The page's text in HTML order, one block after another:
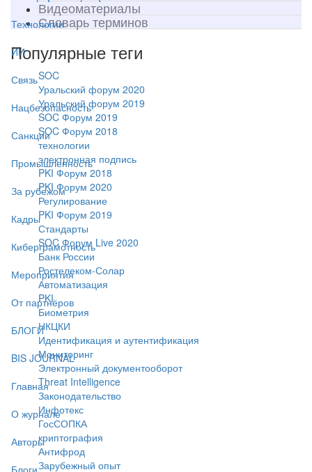
Технологии
ИИ
Связь
Нацбезопасность
Санкции
Промышленность
За рубежом
Кадры
Киберграмотность
Мероприятия
От партнёров
БЛОГИ
BIS JOURNAL
Главная
О журнале
Авторы
Блоги
Видеоматериалы
Словарь терминов
Популярные теги
SOC
Уральский форум 2020
Уральский форум 2019
SOC Форум 2019
SOC Форум 2018
технологии
электронная подпись
PKI Форум 2018
PKI Форум 2020
Регулирование
PKI Форум 2019
Стандарты
SOC Форум Live 2020
Банк России
Ростелеком-Солар
Автоматизация
PKI
Биометрия
НКЦКИ
Идентификация и аутентификация
Мониторинг
Электронный документооборот
Threat Intelligence
Законодательство
Инфотекс
ГосСОПКА
криптография
Антифрод
Зарубежный опыт